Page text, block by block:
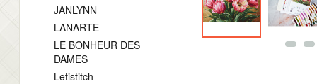
JANLYNN
LANARTE
LE BONHEUR DES
DAMES
Letistitch